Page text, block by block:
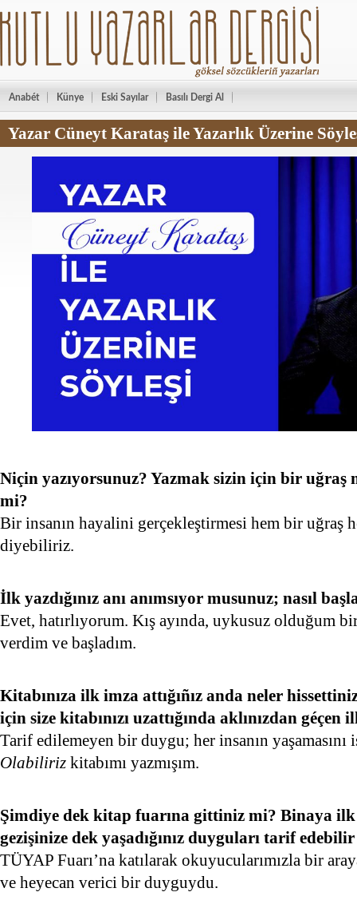
Anabét Künye Eski Sayılar Basılı Dergi Al
Yazar Cüneyt Karataş ile Yazarlık Üzerine
Niçin yazıyorsunuz? Yazmak sizin için bir uğraş
mi?
Bir insanın hayalini gerçekleştirmesi hem bir uğraş
diyebiliriz.
İlk yazdığınız anı anımsıyor musunuz; nasıl
Evet, hatırlıyorum. Kış ayında, uykusuz olduğum
verdim ve başladım.
Kitabınıza ilk imza attığıñız anda neler
için size kitabınızı uzattığında aklınızdan
Tarif edilemeyen bir duygu; her insanın
Olabiliriz kitabımı yazmışım.
Şimdiye dek kitap fuarına gittiniz mi? Binaya
gezişinize dek yaşadığınız duyguları tarif
TÜYAP Fuarı’na katılarak okuyucularımızla bir
ve heyecan verici bir duyguydu.